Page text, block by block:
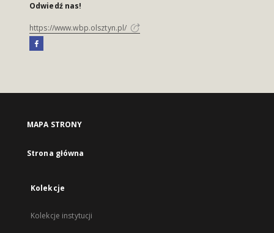
Odwiedź nas!
https://www.wbp.olsztyn.pl/
MAPA STRONY
Strona główna
Kolekcje
Kolekcje instytucji